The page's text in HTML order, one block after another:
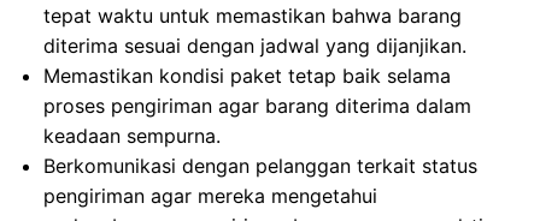
tepat waktu untuk memastikan bahwa barang
diterima sesuai dengan jadwal yang dijanjikan.
Memastikan kondisi paket tetap baik selama
proses pengiriman agar barang diterima dalam
keadaan sempurna.
Berkomunikasi dengan pelanggan terkait status
pengiriman agar mereka mengetahui